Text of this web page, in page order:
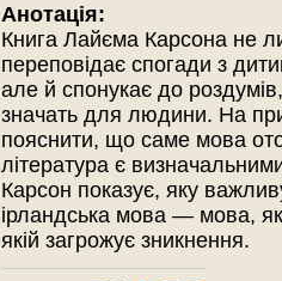
Анотація:
Книга Лайєма Карсона не
переповідає спогади з
але й спонукає до
значать для людини. На
пояснити, що саме мова
література є
Карсон показує, яку
ірландська мова — мова,
якій загрожує зникнення.